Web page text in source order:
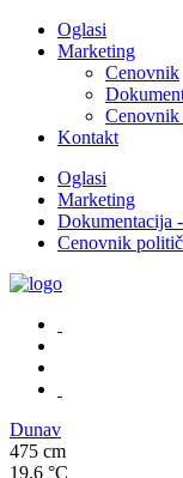
Oglasi
Marketing
Cenovnik
Kontakt
Oglasi
Marketing
Dokumentacija
Cenovnik
Dunav
475 cm
19.6 °C